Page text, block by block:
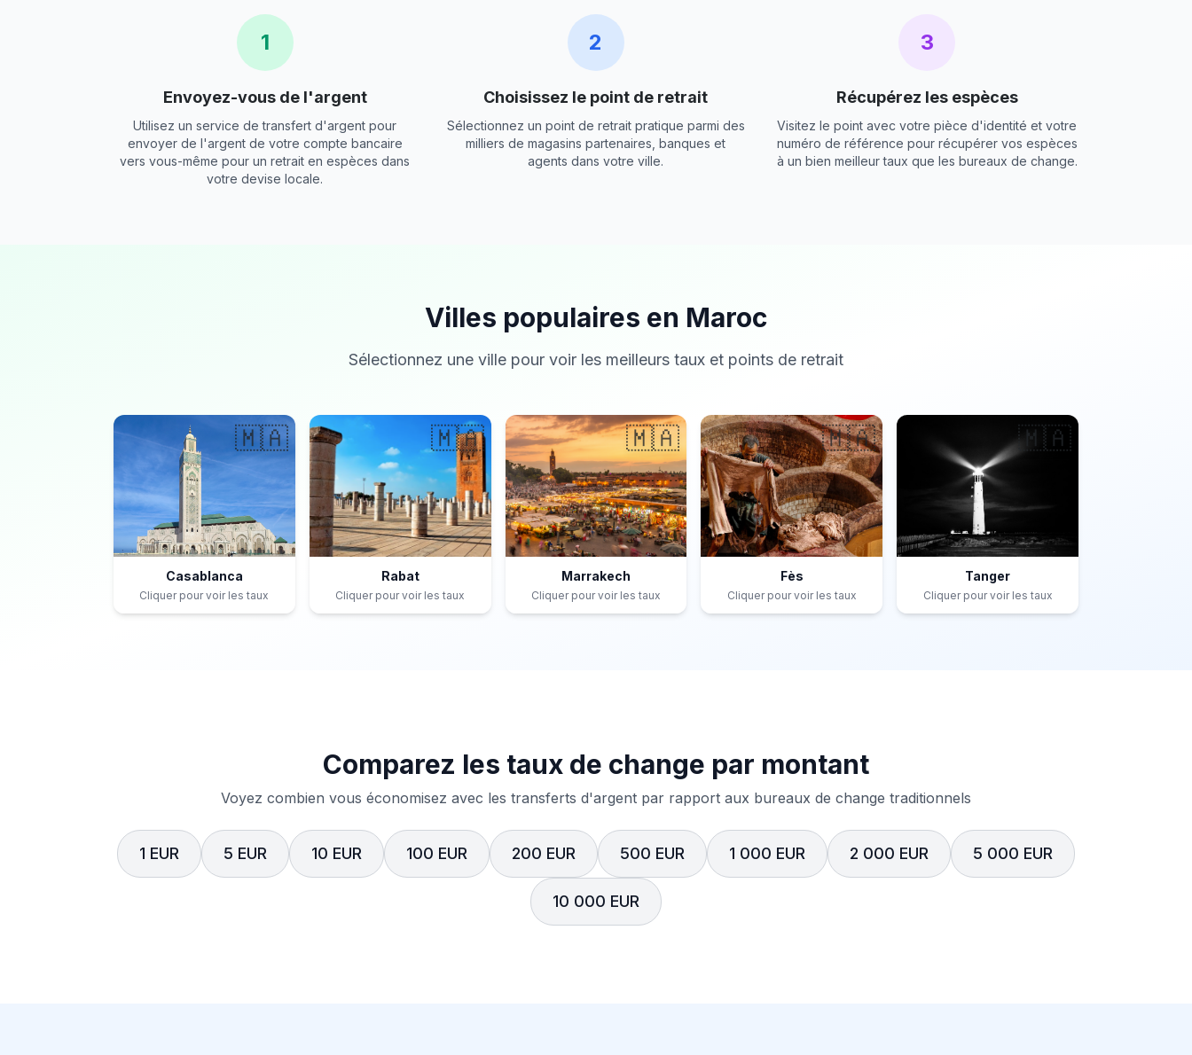
1
Envoyez-vous de l'argent
Utilisez un service de transfert d'argent pour
envoyer de l'argent de votre compte bancaire
vers vous-même pour un retrait en espèces dans
votre devise locale.
2
Choisissez le point de retrait
Sélectionnez un point de retrait pratique parmi des
milliers de magasins partenaires, banques et
agents dans votre ville.
3
Récupérez les espèces
Visitez le point avec votre pièce d'identité et votre
numéro de référence pour récupérer vos espèces
à un bien meilleur taux que les bureaux de change.
Villes populaires en Maroc
Sélectionnez une ville pour voir les meilleurs taux et points de retrait
🇲🇦
Casablanca
Cliquer pour voir les taux
🇲🇦
Rabat
Cliquer pour voir les taux
🇲🇦
Marrakech
Cliquer pour voir les taux
🇲🇦
Fès
Cliquer pour voir les taux
🇲🇦
Tanger
Cliquer pour voir les taux
Comparez les taux de change par montant
Voyez combien vous économisez avec les transferts d'argent par rapport aux bureaux de change traditionnels
1 EUR 5 EUR 10 EUR 100 EUR 200 EUR 500 EUR 1 000 EUR 2 000 EUR 5 000 EUR
10 000 EUR